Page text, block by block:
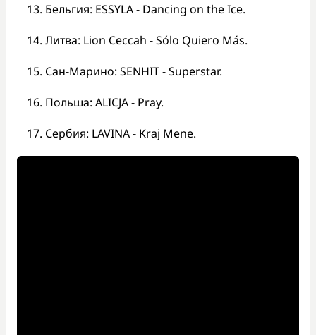
Бельгия: ESSYLA - Dancing on the Ice.
Литва: Lion Ceccah - Sólo Quiero Más.
Сан-Марино: SENHIT - Superstar.
Польша: ALICJA - Pray.
Сербия: LAVINA - Kraj Mene.